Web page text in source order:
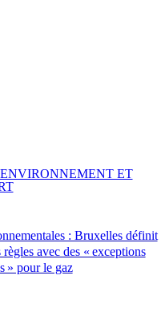
: Bruxelles définit
avec des « exceptions
» pour le gaz
ET